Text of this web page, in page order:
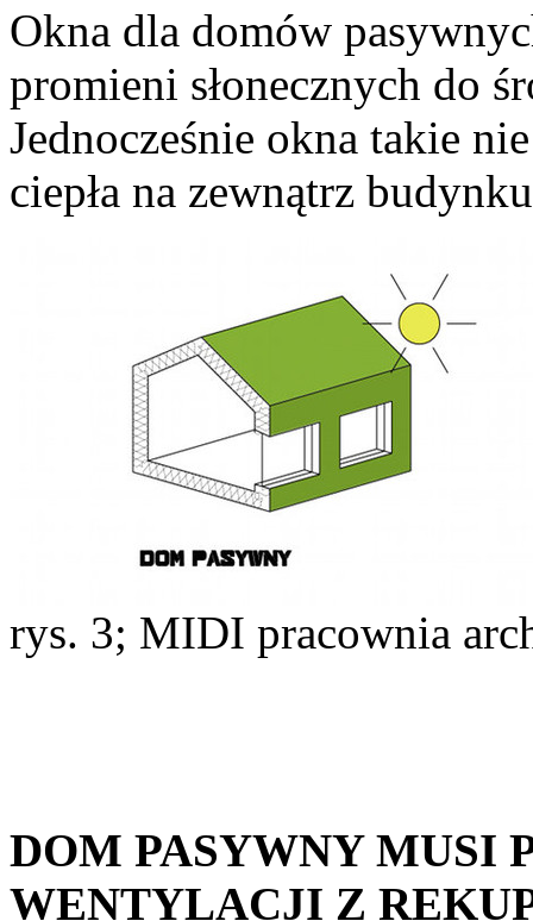
Okna dla domów
promieni słonecznych do
Jednocześnie okna takie
ciepła na zewnątrz
rys. 3; MIDI pracownia
DOM PASYWNY MUSI
WENTYLACJI Z